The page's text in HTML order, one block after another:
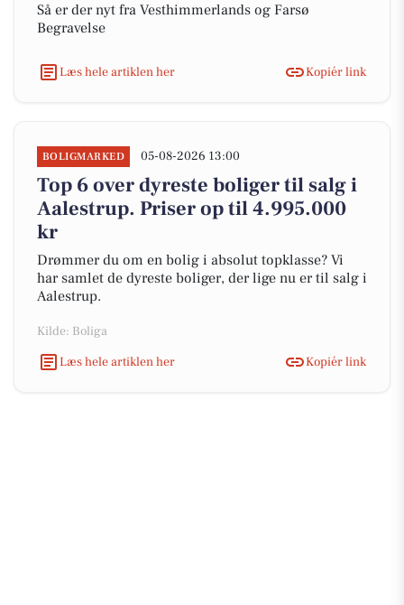
Så er der nyt fra Vesthimmerlands og Farsø
Begravelse
Læs hele artiklen her Kopiér link
BOLIGMARKED 05-08-2026 13:00
Top 6 over dyreste boliger til salg i
Aalestrup. Priser op til 4.995.000
kr
Drømmer du om en bolig i absolut topklasse? Vi
har samlet de dyreste boliger, der lige nu er til salg i
Aalestrup.
Kilde: Boliga
Læs hele artiklen her
Kopiér link